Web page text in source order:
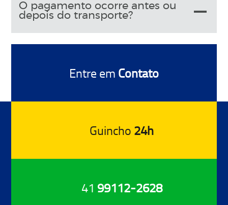
O pagamento ocorre antes ou
depois do transporte?
Guincho 24h
Entre em Contato
41 99112-2628